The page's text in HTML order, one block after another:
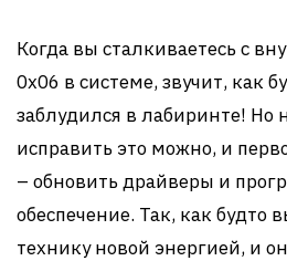
Когда вы сталкиваетесь с
0x06 в системе, звучит, как
заблудился в лабиринте! Но
исправить это можно, и
– обновить драйверы и
обеспечение. Так, как
технику новой энергией, и